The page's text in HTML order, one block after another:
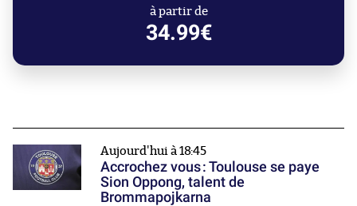
à partir de
34.99€
Aujourd'hui à 18:45
Accrochez vous : Toulouse se paye
Sion Oppong, talent de
Brommapojkarna